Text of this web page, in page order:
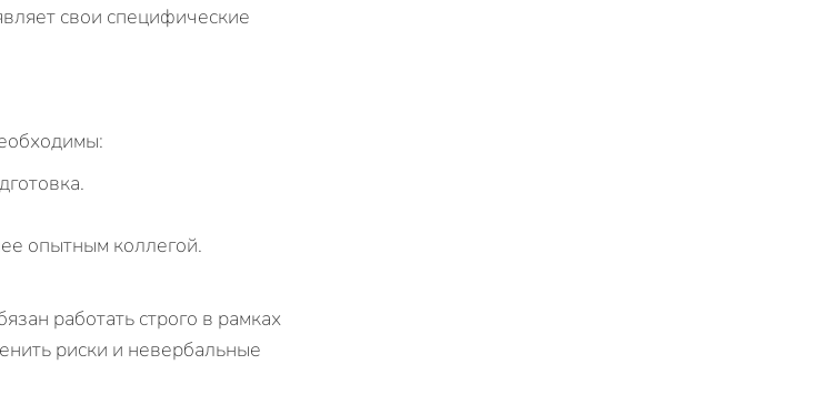
свои специфические
опытным коллегой.
работать строго в рамках
риски и невербальные